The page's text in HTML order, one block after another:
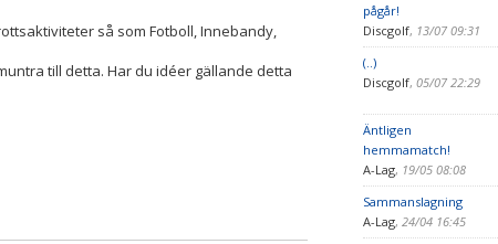
så som Fotboll, Innebandy,
till detta. Har du idéer gällande detta
pågår!
Discgolf, 13/07 09:31
(..)
Discgolf, 05/07 22:29
Äntligen
hemmamatch!
A-Lag, 19/05 08:08
Sammanslagning
A-Lag, 24/04 16:45